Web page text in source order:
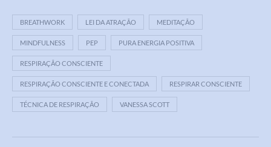
BREATHWORK LEI DA ATRAÇÃO MEDITAÇÃO
MINDFULNESS PEP PURA ENERGIA POSITIVA
RESPIRAÇÃO CONSCIENTE
RESPIRAÇÃO CONSCIENTE E CONECTADA RESPIRAR CONSCIENTE
TÉCNICA DE RESPIRAÇÃO VANESSA SCOTT